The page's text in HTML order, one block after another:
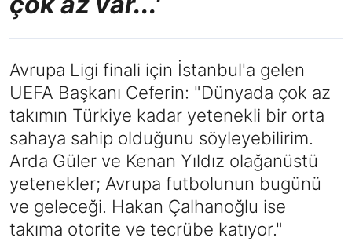
Avrupa Ligi finali için İstanbul'a gelen
UEFA Başkanı Ceferin: "Dünyada çok az
takımın Türkiye kadar yetenekli bir orta
sahaya sahip olduğunu söyleyebilirim.
Arda Güler ve Kenan Yıldız olağanüstü
yetenekler; Avrupa futbolunun bugünü
ve geleceği. Hakan Çalhanoğlu ise
takıma otorite ve tecrübe katıyor."